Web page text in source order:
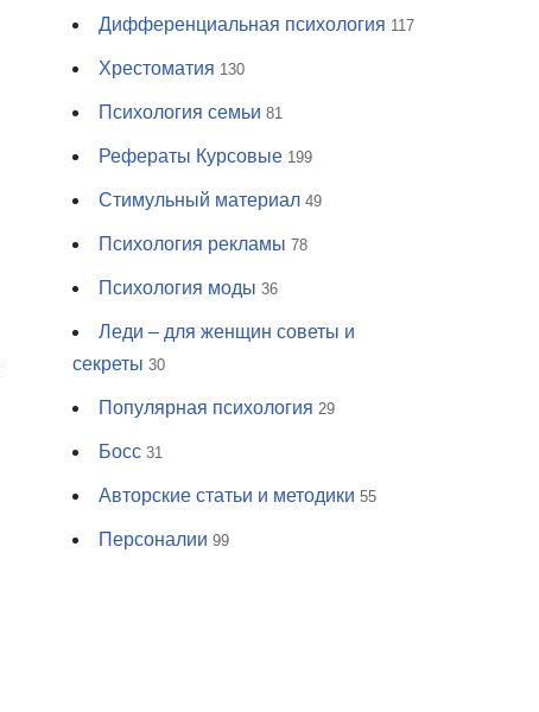
Дифференциальная психология 117
Хрестоматия 130
Психология семьи 81
Рефераты Курсовые 199
Стимульный материал 49
Психология рекламы 78
Психология моды 36
Леди – для женщин советы и
секреты 30
Популярная психология 29
Босс 31
Авторские статьи и методики 55
Персоналии 99